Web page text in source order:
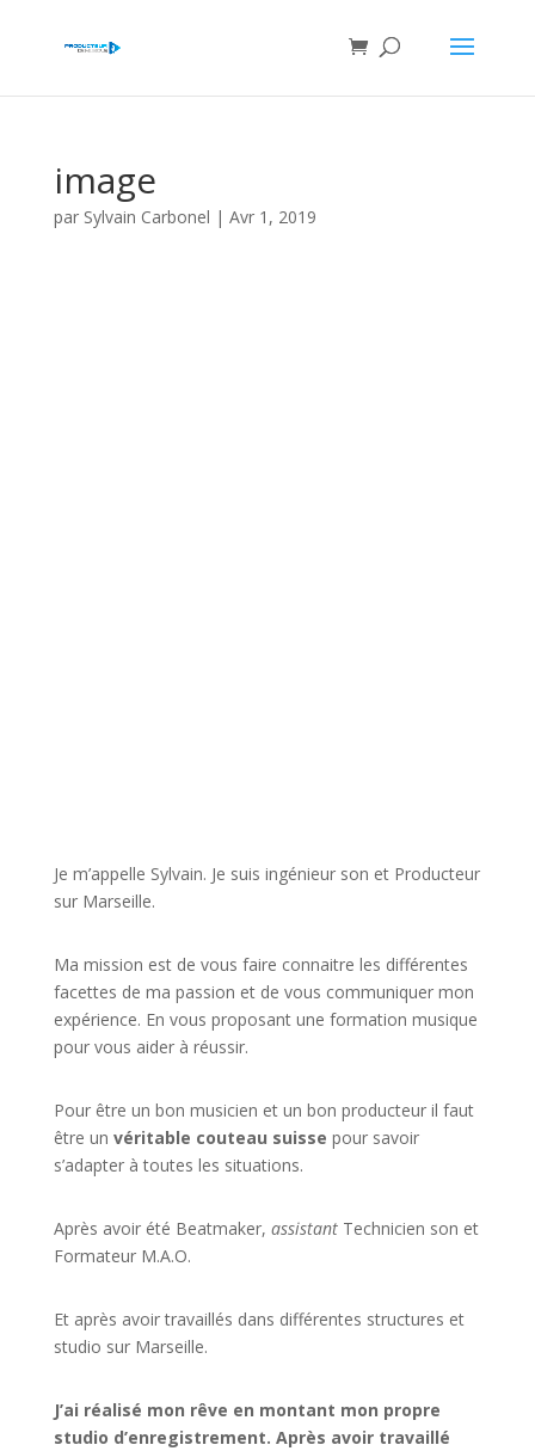
image
par Sylvain Carbonel | Avr 1, 2019
Je m’appelle Sylvain. Je suis ingénieur son et Producteur
sur Marseille.
Ma mission est de vous faire connaitre les différentes
facettes de ma passion et de vous communiquer mon
expérience. En vous proposant une formation musique
pour vous aider à réussir.
Pour être un bon musicien et un bon producteur il faut
être un véritable couteau suisse pour savoir
s’adapter à toutes les situations.
Après avoir été Beatmaker, assistant Technicien son et
Formateur M.A.O.
Et après avoir travaillés dans différentes structures et
studio sur Marseille.
J’ai réalisé mon rêve en montant mon propre
studio d’enregistrement. Après avoir travaillé